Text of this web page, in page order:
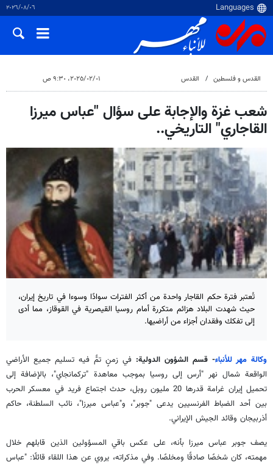
٠٦‏/٠٨‏/٢٠٢٦
القدس و فلسطین القدس ٠١‏/٠٢‏/٢٠٢٥، ٩:٣٠ ص
شعب غزة والإجابة على سؤال "عباس ميرزا
القاجاري" التاريخي..
تُعتبر فترة حكم القاجار واحدة من أكثر الفترات سوادًا وسوءا في تاريخ إيران،
حيث شهدت البلاد هزائم متكررة أمام روسيا القيصرية في القوقاز، مما أدى
إلى تفكك وفقدان أجزاء من أراضيها.
وكالة مهر للأنباء- قسم الشؤون الدولية: في زمنٍ تمًّ فيه تسليم جميع الأراضي
الواقعة شمال نهر "أرس إلى روسيا بموجب معاهدة "تركمانجاي"، بالإضافة إلى
تحميل إيران غرامة قدرها 20 مليون روبل، حدث اجتماع فريد في معسكر الحرب
بين أحد الضباط الفرنسيين يدعى "جوبر"، و"عباس ميرزا"، نائب السلطنة، حاكم
أذربيجان وقائد الجيش الإيراني.
يصف جوبر عباس ميرزا بأنه، على عكس باقي المسؤولين الذين قابلهم خلال
مهمته، كان شخصًا صادقًا ومخلصًا. وفي مذكراته، يروي عن هذا اللقاء قائلًا: "عباس